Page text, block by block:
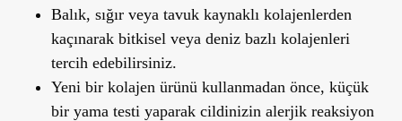
Balık, sığır veya tavuk kaynaklı kolajenlerden
kaçınarak bitkisel veya deniz bazlı kolajenleri
tercih edebilirsiniz.
Yeni bir kolajen ürünü kullanmadan önce, küçük
bir yama testi yaparak cildinizin alerjik reaksiyon